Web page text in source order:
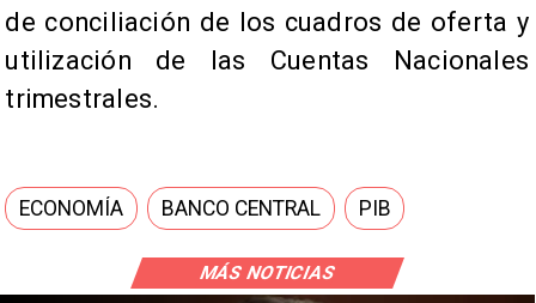
MÁS NOTICIAS
de conciliación de los cuadros de oferta y
utilización de las Cuentas Nacionales
trimestrales.
ECONOMÍA BANCO CENTRAL PIB